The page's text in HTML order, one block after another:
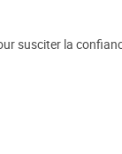
susciter la